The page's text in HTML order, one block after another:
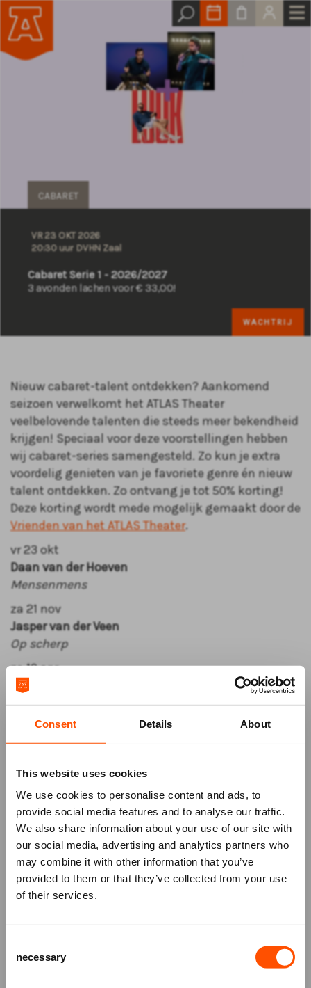
Consent Details About
This website uses cookies
We use cookies to personalise content and ads, to
provide social media features and to analyse our traffic.
We also share information about your use of our site with
our social media, advertising and analytics partners who
may combine it with other information that you’ve
provided to them or that they’ve collected from your use
of their services.
Selection
necessary
Cabaret Serie 1 - 2026/2027
3 avonden lachen voor € 33,00!
CABARET
VR 23 OKT 2026
20:30 uur DVHN Zaal
WACHTRIJ
Nieuw cabaret-talent ontdekken? Aankomend
seizoen verwelkomt het ATLAS Theater
veelbelovende talenten die steeds meer bekendheid
krijgen! Speciaal voor deze voorstellingen hebben
wij cabaret-series samengesteld. Zo kun je extra
voordelig genieten van je favoriete genre én nieuw
talent ontdekken. Zo ontvang je tot 50% korting!
Deze korting wordt mede mogelijk gemaakt door de
Vrienden van het ATLAS Theater.
vr 23 okt
Daan van der Hoeven
Mensenmens
za 21 nov
Jasper van der Veen
Op scherp
za 10 apr
Luuk Weggemans
Lach maar om mij
Tickets
Let op: je ontvangt na aankoop een ticket voor het
binnen 10 werkdagen je tickets per voorstelling met
rij- en stoelnummers. Deze kun je ook vinden in je
online accountvan het ATLAS Theater onder het
kopje 'mijn reserveringen'.
Mis niks
en speciale aanbiedingen!